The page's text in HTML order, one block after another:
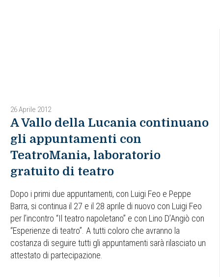
26 Aprile 2012
A Vallo della Lucania continuano
gli appuntamenti con
TeatroMania, laboratorio
gratuito di teatro
Dopo i primi due appuntamenti, con Luigi Feo e Peppe
Barra, si continua il 27 e il 28 aprile di nuovo con Luigi Feo
per l’incontro “Il teatro napoletano” e con Lino D’Angiò con
“Esperienze di teatro”. A tutti coloro che avranno la
costanza di seguire tutti gli appuntamenti sarà rilasciato un
attestato di partecipazione.